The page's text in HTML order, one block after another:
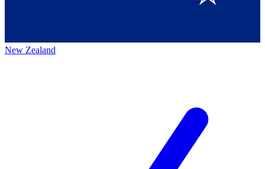
New Zealand